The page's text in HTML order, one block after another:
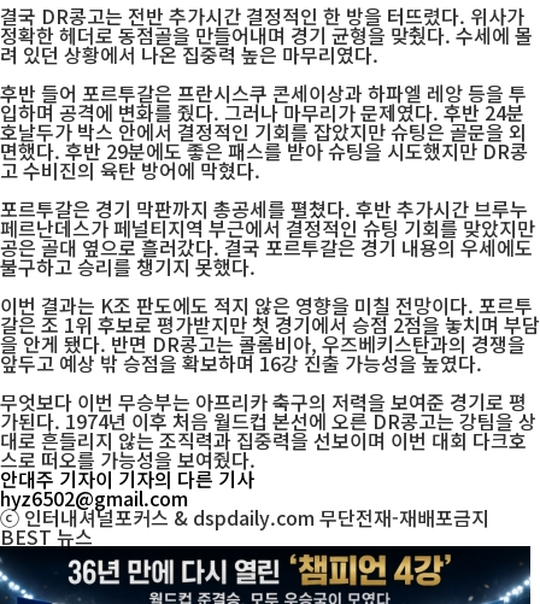
결국 DR콩고는 전반 추가시간 결정적인 한 방을 터뜨렸다. 위사가
정확한 헤더로 동점골을 만들어내며 경기 균형을 맞췄다. 수세에 몰
려 있던 상황에서 나온 집중력 높은 마무리였다.
후반 들어 포르투갈은 프란시스쿠 콘세이상과 하파엘 레앙 등을 투
입하며 공격에 변화를 줬다. 그러나 마무리가 문제였다. 후반 24분
호날두가 박스 안에서 결정적인 기회를 잡았지만 슈팅은 골문을 외
면했다. 후반 29분에도 좋은 패스를 받아 슈팅을 시도했지만 DR콩
고 수비진의 육탄 방어에 막혔다.
포르투갈은 경기 막판까지 총공세를 펼쳤다. 후반 추가시간 브루누
페르난데스가 페널티지역 부근에서 결정적인 슈팅 기회를 맞았지만
공은 골대 옆으로 흘러갔다. 결국 포르투갈은 경기 내용의 우세에도
불구하고 승리를 챙기지 못했다.
이번 결과는 K조 판도에도 적지 않은 영향을 미칠 전망이다. 포르투
갈은 조 1위 후보로 평가받지만 첫 경기에서 승점 2점을 놓치며 부담
을 안게 됐다. 반면 DR콩고는 콜롬비아, 우즈베키스탄과의 경쟁을
앞두고 예상 밖 승점을 확보하며 16강 진출 가능성을 높였다.
무엇보다 이번 무승부는 아프리카 축구의 저력을 보여준 경기로 평
가된다. 1974년 이후 처음 월드컵 본선에 오른 DR콩고는 강팀을 상
대로 흔들리지 않는 조직력과 집중력을 선보이며 이번 대회 다크호
스로 떠오를 가능성을 보여줬다.
안대주 기자이 기자의 다른 기사
hyz6502@gmail.com
ⓒ 인터내셔널포커스 & dspdaily.com 무단전재-재배포금지
BEST뉴스